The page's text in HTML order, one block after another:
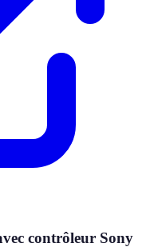
contrôleur Sony